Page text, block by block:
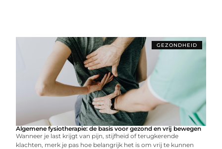
GEZONDHEID
Algemene fysiotherapie: de basis voor gezond en vrij bewegen
Wanneer je last krijgt van pijn, stijfheid of terugkerende
klachten, merk je pas hoe belangrijk het is om vrij te kunnen